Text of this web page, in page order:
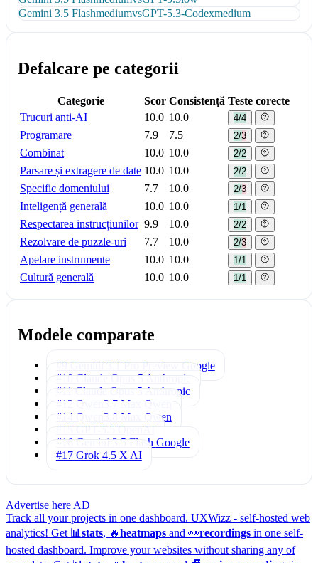
Gemini 3.5 FlashmediumvsGPT-5.3-Codexmedium
Defalcare pe categorii
Categorie Scor Consistență Teste corecte
Trucuri anti-AI
10.0 10.0 4/4
Programare 7.9 7.5 2/3
Combinat 10.0 10.0 2/2
Parsare și extragere de date 10.0 10.0 2/2
Specific domeniului 7.7 10.0 2/3
Inteligență generală 10.0 10.0 1/1
Respectarea instrucțiunilor 9.9 10.0 2/2
Rezolvare de puzzle-uri 7.7 10.0 2/3
Apelare instrumente 10.0 10.0 1/1
Cultură generală 10.0 10.0 1/1
Modele comparate
#9 Gemini 3.1 Pro Preview
Google
#10 Claude Opus 5 Anthropic
#11 Claude Opus 5 Anthropic
#12 Qwen3.7 Max
Qwen
#14 Qwen3.8 Max
Qwen
#15 GPT-5.5 OpenAI
#16 Gemini 3.5 Flash Google
#17 Grok 4.5 X AI
Advertise here AD
Track all your projects in one dashboard. UXWizz - self-hosted web
analytics! Get 📊 stats, 🔥heatmaps and 👀recordings in one self-
hosted dashboard. Improve your websites without sharing any of